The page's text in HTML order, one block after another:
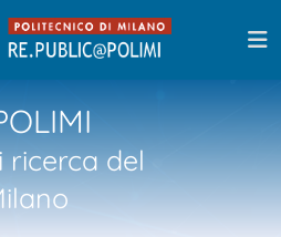
ricerca del